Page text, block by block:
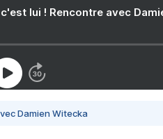
lui ! Rencontre avec
Damien Witecka